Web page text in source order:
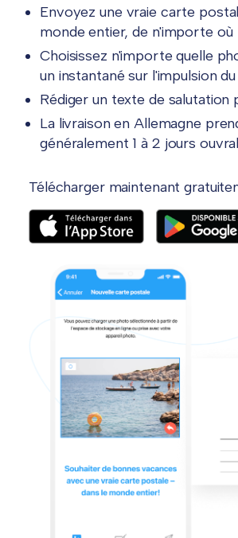
Envoyez une vraie carte
monde entier, de n'importe où
Choisissez n'importe quelle
un instantané sur l'impulsion
Rédiger un texte de salutation
La livraison en Allemagne
généralement 1 à 2 jours
Télécharger maintenant